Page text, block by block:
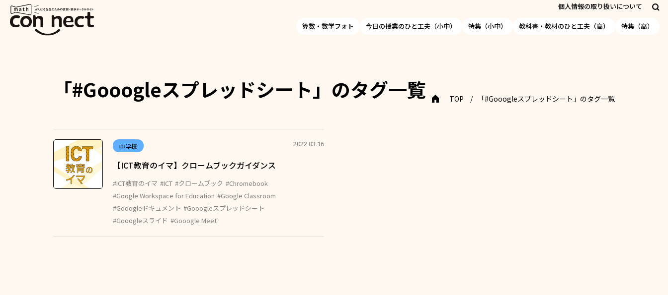
個人情報の取り扱いについて
算数・数学フォト 今日の授業のひと工夫（小中） 特集（小中） 教科書・教材のひと工夫（高） 特集（高）
「#Gooogleスプレッドシート」のタグ一覧 TOP 「#Gooogleスプレッドシート」のタグ一覧
中学校 2022.03.16
【ICT教育のイマ】クロームブックガイダンス
#ICT教育のイマ #ICT #クロームブック #Chromebook
#Google Workspace for Education #Google Classroom
#Gooogleドキュメント #Gooogleスプレッドシート
#Gooogleスライド #Gooogle Meet